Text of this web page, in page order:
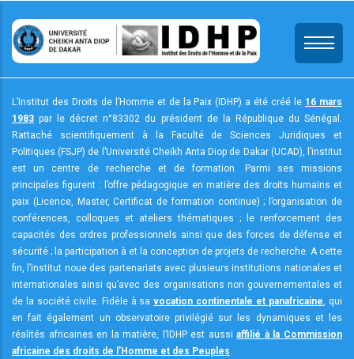
au
contenu
L’Institut des Droits de l’Homme et de la Paix (IDHP) a été créé le 16 mars
1983 par le décret n°83302 du président de la République du Sénégal.
Rattaché scientifiquement à la Faculté de Sciences Juridiques et
Politiques (FSJP) de l’Université Cheikh Anta Diop de Dakar (UCAD), l’institut
est un centre de recherche et de formation. Parmi ses missions
principales figurent : l’offre pédagogique en matière des droits humains et
paix (Licence, Master, Certificat de formation continue) ; l’organisation de
conférences, colloques et ateliers thématiques ; le renforcement des
capacités des ordres professionnels ainsi que des forces de défense et
sécurité ; la participation à et la conception de projets de recherche. A cette
fin, l’institut noue des partenariats avec plusieurs institutions nationales et
internationales ainsi qu’avec des organisations non gouvernementales et
de la société civile. Fidèle à savocation continentale et panafricaine, qui
en fait également un observatoire privilégié sur les dynamiques et les
réalités africaines en la matière, l’IDHP est aussiaffilié à la Commission
africaine des droits de l’Homme et des Peuples.